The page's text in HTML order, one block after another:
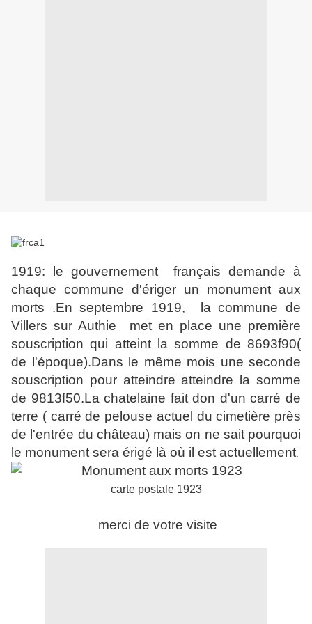
1919: le gouvernement français demande à
chaque commune d'ériger un monument aux
morts .En septembre 1919, la commune de
Villers sur Authie met en place une première
souscription qui atteint la somme de 8693f90(
de l'époque).Dans le même mois une seconde
souscription pour atteindre atteindre la somme
de 9813f50.La chatelaine fait don d'un carré de
terre ( carré de pelouse actuel du cimetière près
de l'entrée du château) mais on ne sait pourquoi
le monument sera érigé là où il est actuellement
carte postale 1923
merci de votre visite